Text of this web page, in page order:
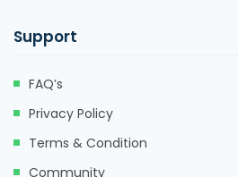
Support
FAQ’s
Privacy Policy
Terms & Condition
Community